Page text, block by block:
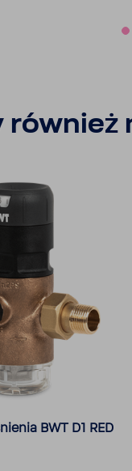
również
BWT D1 RED